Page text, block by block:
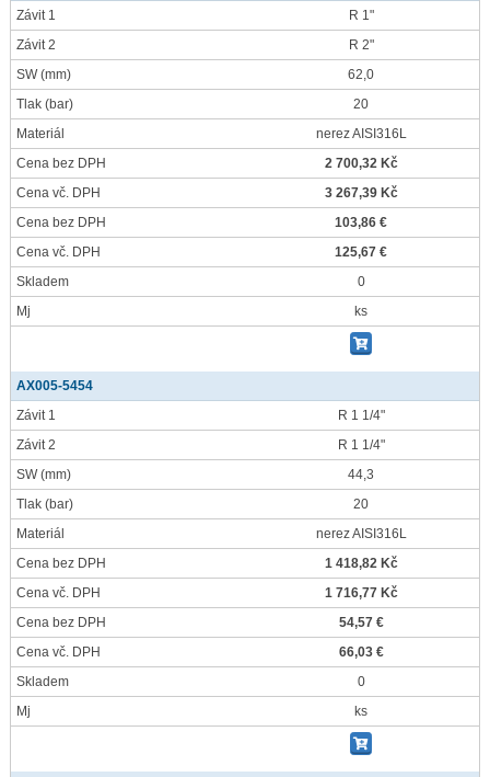
Závit 1
R 1"
Závit 2
R 2"
SW(mm)
62,0
Tlak (bar)
20
Materiál
nerez AISI316L
Cena bez DPH
2 700,32 Kč
Cena vč. DPH
3 267,39 Kč
Cena bez DPH
103,86 €
Cena vč. DPH
125,67 €
Skladem
0
Mj
ks
AX005-5454
Závit 1
R 1 1/4"
Závit 2
R 1 1/4"
SW(mm)
44,3
Tlak (bar)
20
Materiál
nerez AISI316L
Cena bez DPH
1 418,82 Kč
Cena vč. DPH
1 716,77 Kč
Cena bez DPH
54,57 €
Cena vč. DPH
66,03 €
Skladem
0
Mj
ks